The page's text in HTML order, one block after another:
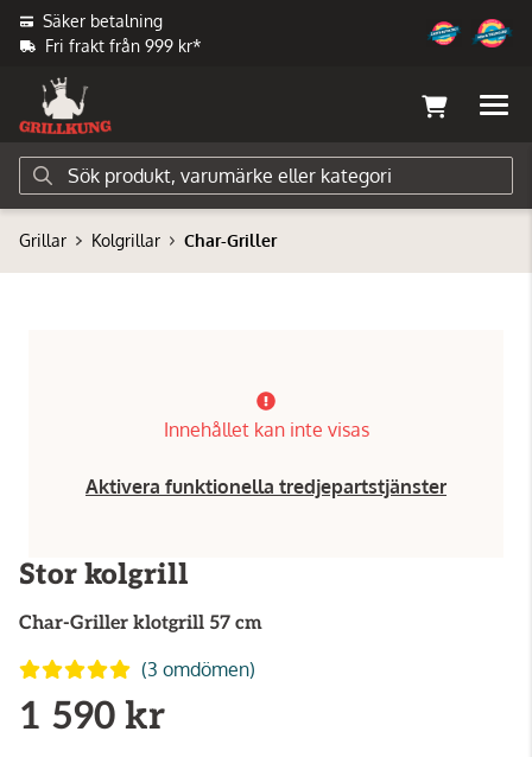
Säker betalning
Fri frakt från 999 kr*
Grillar Kolgrillar Char-Griller
Innehållet kan inte visas
Aktivera funktionella tredjepartstjänster
Stor kolgrill
Char-Griller klotgrill 57 cm
(3 omdömen)
1 590 kr